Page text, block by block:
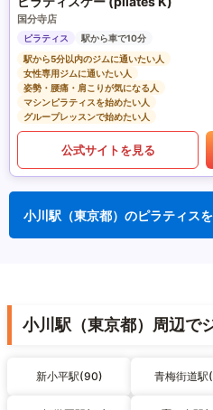
国分寺店
ピラティス
駅から車で10分
駅から5分以内のジムに通いたい人
女性専用ジムに通いたい人
姿勢・腰痛・肩こりが気になる人
マシンピラティスを始めたい人
グループレッスンで始めたい人
公式サイトを見る
小川駅（東京都）のピラティス
小川駅（東京都）周辺で
新小平駅(90) 青梅街道